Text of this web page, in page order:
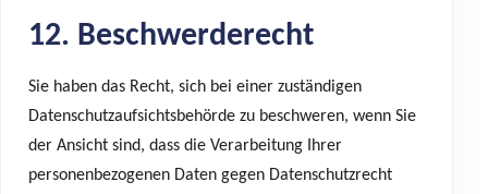
12. Beschwerderecht
Sie haben das Recht, sich bei einer zuständigen
Datenschutzaufsichtsbehörde zu beschweren, wenn Sie
der Ansicht sind, dass die Verarbeitung Ihrer
personenbezogenen Daten gegen Datenschutzrecht